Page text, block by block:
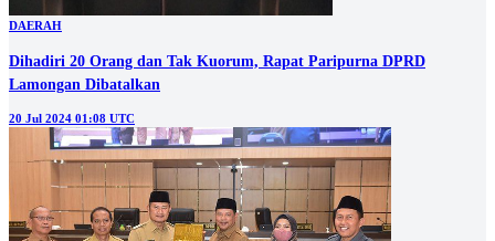
DAERAH
Dihadiri 20 Orang dan Tak Kuorum, Rapat Paripurna DPRD
Lamongan Dibatalkan
20 Jul 2024 01:08 UTC